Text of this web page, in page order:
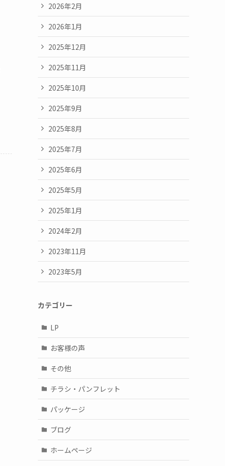
2026年2月
2026年1月
2025年12月
2025年11月
2025年10月
2025年9月
2025年8月
2025年7月
2025年6月
2025年5月
2025年1月
2024年2月
2023年11月
2023年5月
カテゴリー
LP
お客様の声
その他
チラシ・パンフレット
パッケージ
ブログ
ホームページ